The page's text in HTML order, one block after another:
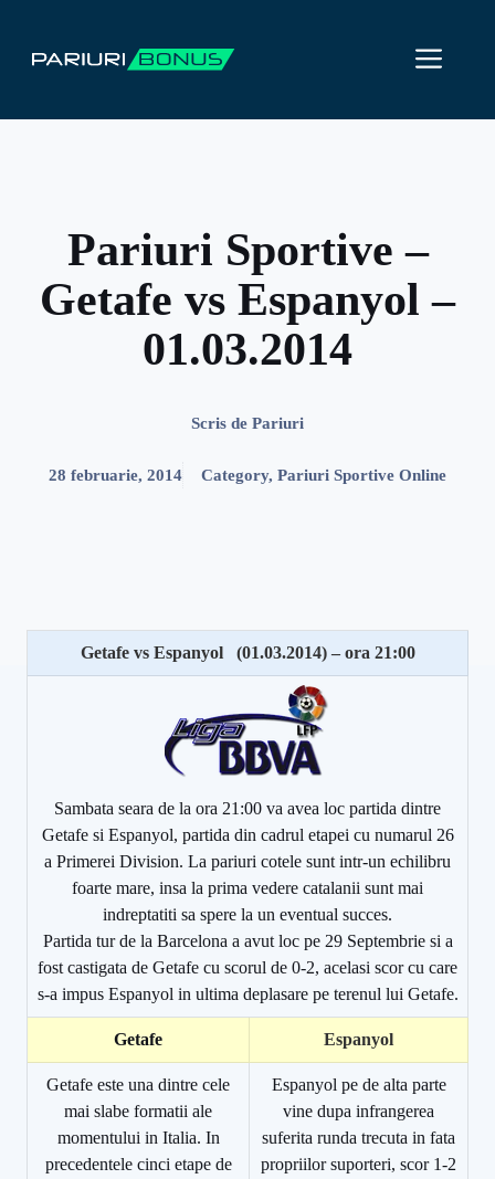
conținut
Pariuri Sportive –
Getafe vs Espanyol –
01.03.2014
Scris de Pariuri
28 februarie, 2014 Category, Pariuri Sportive Online
Getafe vs Espanyol (01.03.2014) – ora 21:00
Sambata seara de la ora 21:00 va avea loc partida dintre
Getafe si Espanyol, partida din cadrul etapei cu numarul 26
a Primerei Division. La pariuri cotele sunt intr-un echilibru
foarte mare, insa la prima vedere catalanii sunt mai
indreptatiti sa spere la un eventual succes.
Partida tur de la Barcelona a avut loc pe 29 Septembrie si a
fost castigata de Getafe cu scorul de 0-2, acelasi scor cu care
s-a impus Espanyol in ultima deplasare pe terenul lui Getafe.
Getafe Espanyol
Getafe este una dintre cele
mai slabe formatii ale
momentului in Italia. In
precedentele cinci etape de
Espanyol pe de alta parte
vine dupa infrangerea
suferita runda trecuta in fata
propriilor suporteri, scor 1-2